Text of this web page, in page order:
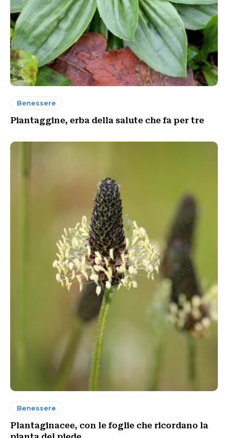
Benessere
Piantaggine, erba della salute che fa per tre
Benessere
Plantaginacee, con le foglie che ricordano la